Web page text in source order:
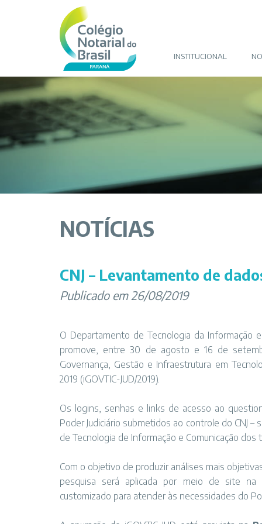
INSTITUCIONAL
NOTÍCIAS
CNJ – Levantamento de
Publicado em 26/08/2019
O Departamento de Tecnologia da Informação
promove, entre 30 de agosto e 16 de
Governança, Gestão e Infraestrutura em
2019 (iGOVTIC-JUD/2019).
Os logins, senhas e links de acesso ao
Poder Judiciário submetidos ao controle do CNJ
de Tecnologia de Informação e Comunicação
Com o objetivo de produzir análises mais
pesquisa será aplicada por meio de site na
customizado para atender às necessidades do